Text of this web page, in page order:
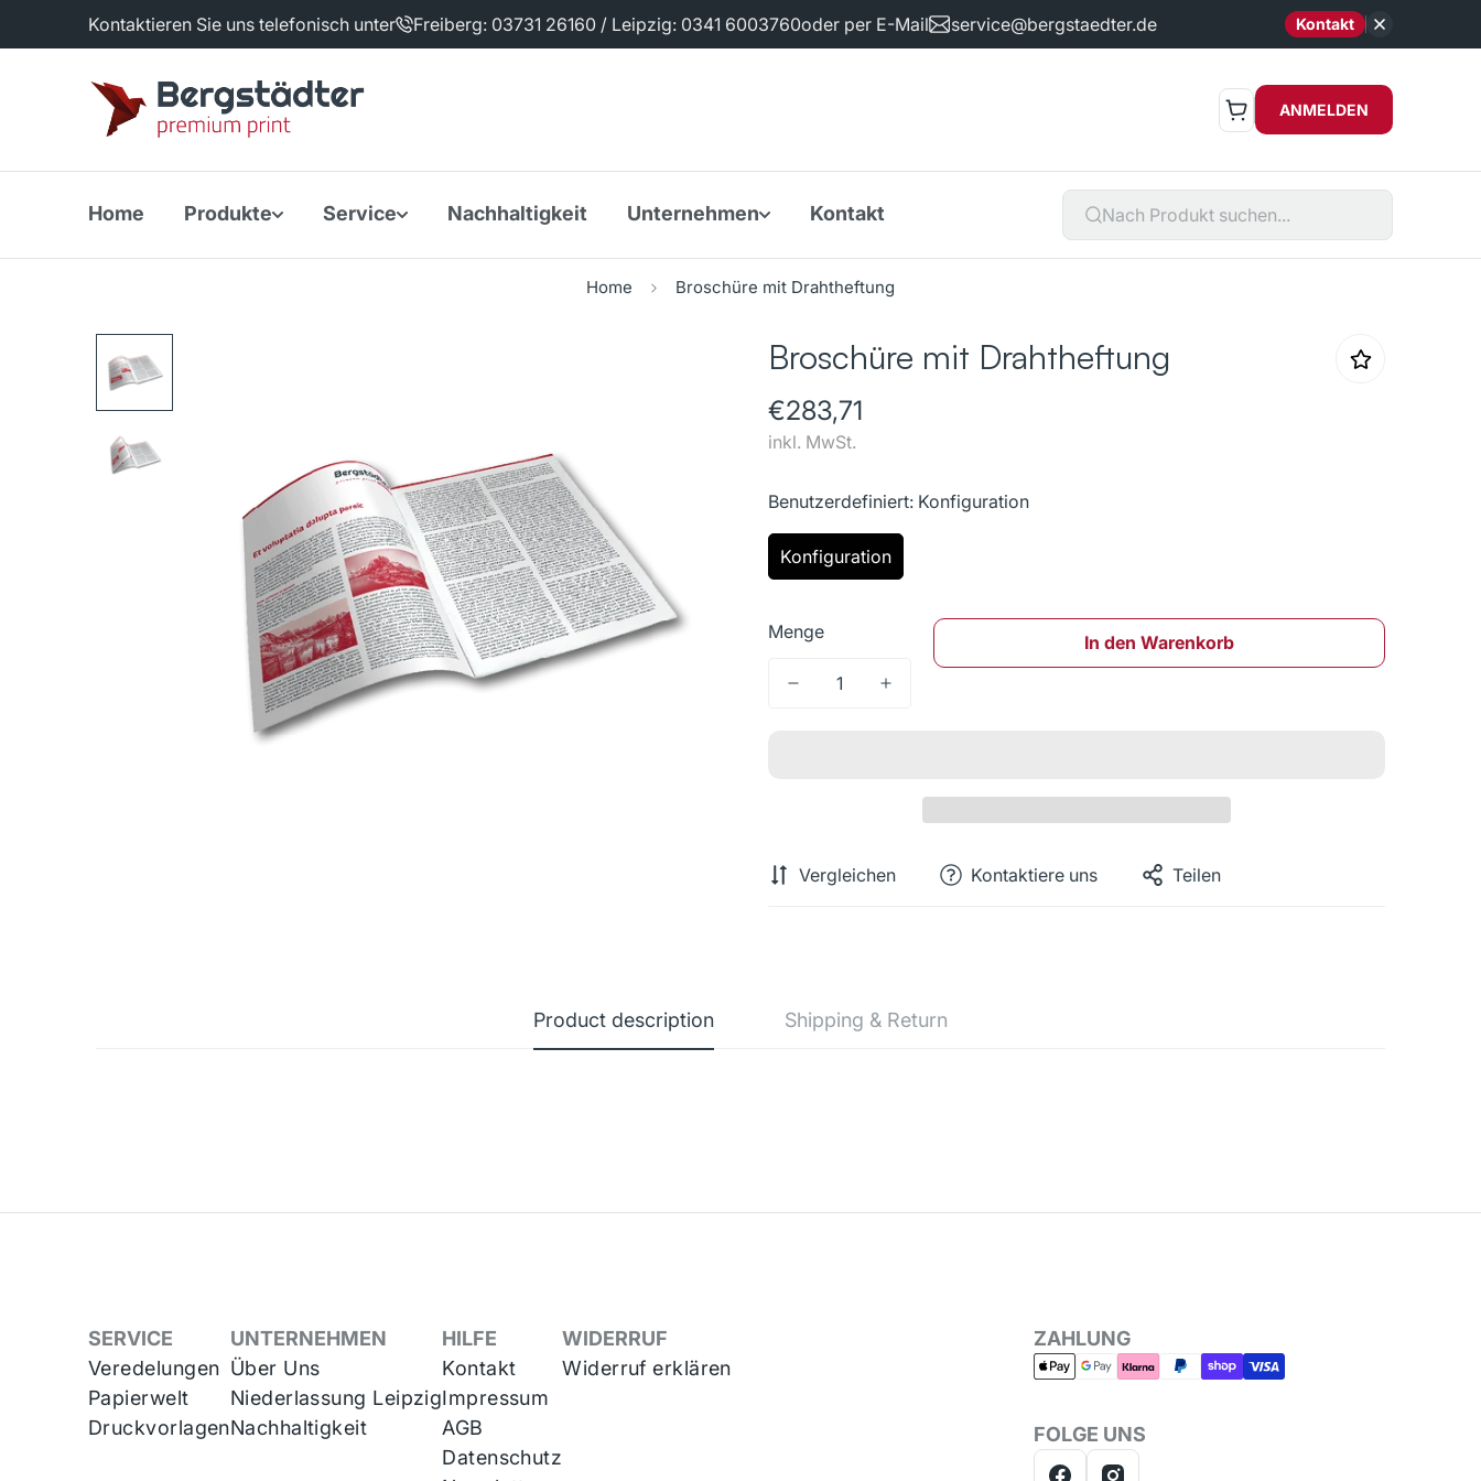
Kontaktieren Sie uns telefonisch unter Freiberg: 03731 26160 / Leipzig: 0341 6003760oder per E-Mail service@bergstaedter.de Kontakt
ANMELDEN
Home Produkte Service Nachhaltigkeit Unternehmen Kontakt
Home Broschüre mit Drahtheftung
Broschüre mit Drahtheftung
Regulärer
Preis
€283,71
inkl. MwSt.
Benutzerdefiniert: Konfiguration
Konfiguration
Menge In den Warenkorb
Vergleichen Kontaktiere uns Teilen
Product description Shipping & Return
SERVICE
Veredelungen
Papierwelt
Druckvorlagen
UNTERNEHMEN
Über Uns
Niederlassung Leipzig
Nachhaltigkeit
HILFE
Kontakt
Impressum
AGB
Datenschutz
WIDERRUF
Widerruf erklären
ZAHLUNG
FOLGE UNS